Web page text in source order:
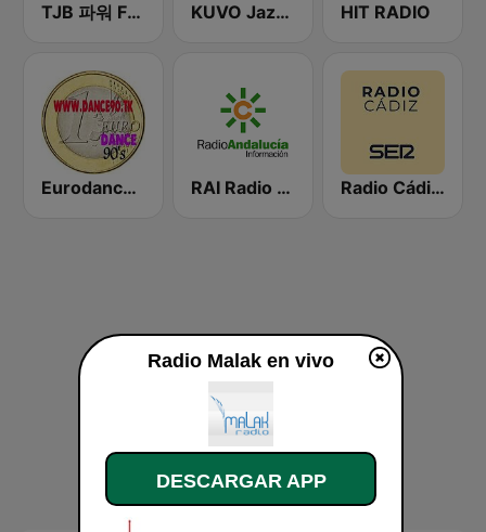
TJB 파워 FM (POWER FM) KUVO Jazz 89.3 FM HIT RADIO
Eurodance 90's - Dance Anos 90 RAI Radio Andalucía Información Radio Cádiz SER
Radio Malak en vivo
DESCARGAR APP